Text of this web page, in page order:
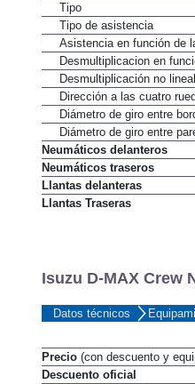
Tipo
Tipo de asistencia
Asistencia en función de
Desmultiplicacion en
Desmultiplicación no lineal
Dirección a las cuatro
Diámetro de giro entre
Diámetro de giro entre
Neumáticos delanteros
Neumáticos traseros
Llantas delanteras
Llantas Traseras
Isuzu D-MAX Crew
Datos técnicos
Precio (con descuento y
Descuento oficial